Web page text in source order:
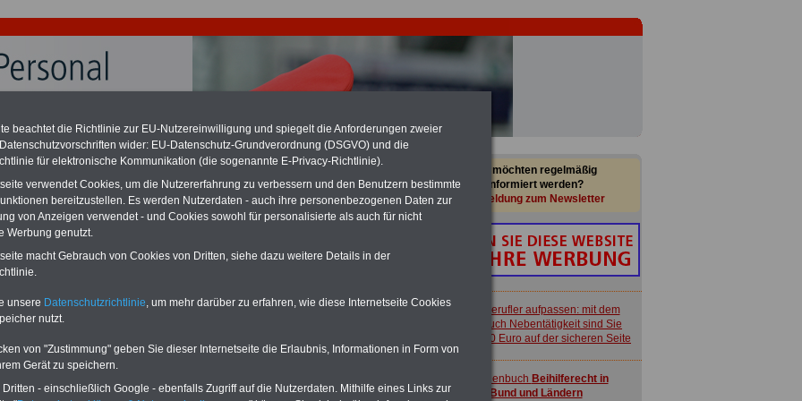
zu gering - hohe Nachzahlung für Bahn- und
hat die Berliner Landesbesoldung für verfassungs-
(Berlin muss bisMärz 2027 eine Neuregelung der Besoldung
Auch beim Bund (Beamte & Ruhestandsbeamte) gibt es teilweise
(Medienberichten zufolge liegt diese für
mind. 3.000 und 13.000 Euro
, Der INFO-SERVICE gibt hierzu im II. Vj.
Broschüre heraus (unmittelbar nach Beschluss eines Gesetzentwurfs
>>>
Sie möchten regelmäßig
informiert werden?
Anmeldung zum Newsletter
Nebenberufler aufpassen: mit dem
OnlineBuch Nebentätigkeit sind Sie
für nur 7,50 Euro auf der sicheren Seite
Taschenbuch Beihilferecht in
Bund und Ländern
beachtet die Richtlinie zur EU-Nutzereinwilligung und spiegelt die Anforderungen zweier
wider: EU-Datenschutz-Grundverordnung (DSGVO) und die
für elektronische Kommunikation (die sogenannte E-Privacy-Richtlinie).
verwendet Cookies, um die Nutzererfahrung zu verbessern und den Benutzern bestimmte
bereitzustellen. Es werden Nutzerdaten - auch ihre personenbezogenen Daten zur
von Anzeigen verwendet - und Cookies sowohl für personalisierte als auch für nicht
Werbung genutzt.
macht Gebrauch von Cookies von Dritten, siehe dazu weitere Details in der
unsere Datenschutzrichtlinie , um mehr darüber zu erfahren, wie diese Internetseite Cookies
nutzt.
von "Zustimmung" geben Sie dieser Internetseite die Erlaubnis, Informationen in Form von
Gerät zu speichern.
- einschließlich Google - ebenfalls Zugriff auf die Nutzerdaten. Mithilfe eines Links zur